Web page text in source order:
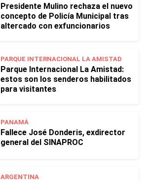
Presidente Mulino rechaza el nuevo
concepto de Policía Municipal tras
altercado con exfuncionarios
PARQUE INTERNACIONAL LA AMISTAD
Parque Internacional La Amistad:
estos son los senderos habilitados
para visitantes
PANAMÁ
Fallece José Donderis, exdirector
general del SINAPROC
ARGENTINA